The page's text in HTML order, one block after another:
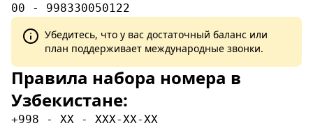
00 - 998330050122
Убедитесь, что у вас достаточный баланс или
план поддерживает международные звонки.
Правила набора номера в
Узбекистане:
+998 - XX - XXX-XX-XX